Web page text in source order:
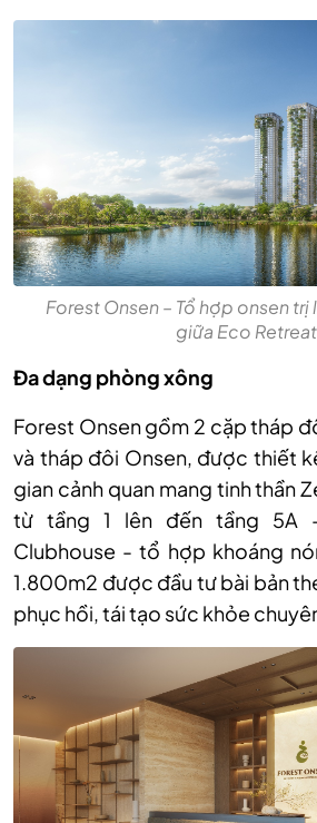
Forest Onsen – Tổ hợp onsen
giữa Eco
Đa dạng phòng xông
Forest Onsen gồm 2 cặp tháp
và tháp đôi Onsen, được thiết
gian cảnh quan mang tinh thần
từ tầng 1 lên đến tầng 5A
Clubhouse - tổ hợp khoáng
1.800m2 được đầu tư bài bản
phục hồi, tái tạo sức khỏe